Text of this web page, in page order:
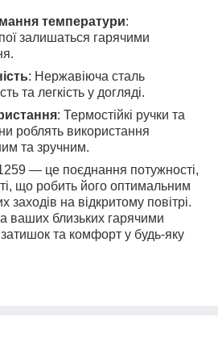
температури:
залишаться гарячими
: Нержавіюча сталь
та легкість у догляді.
: Термостійкі ручки та
роблять використання
та зручним.
— це поєднання потужності,
що робить його оптимальним
заходів на відкритому повітрі.
ваших близьких гарячими
та комфорт у будь-яку